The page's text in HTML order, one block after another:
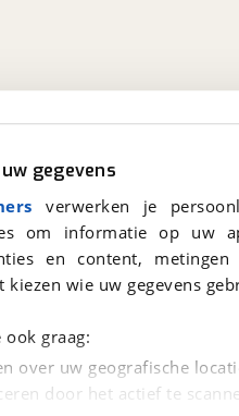
gegevens
verwerken je
om informatie op
en content,
wie uw gegevens
graag:
over uw geografische
door het actief te
bij de hand.